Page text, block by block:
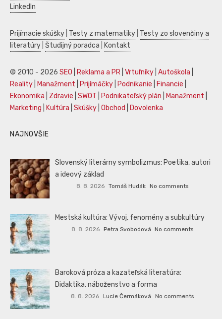
LinkedIn
Prijímacie skúšky Testy z matematiky Testy zo slovenčiny a
literatúry Študijný poradca Kontakt
© 2010 - 2026 SEO Reklama a PR Vrtuľníky Autoškola
Reality
Manažment Prijímáčky Podnikanie Financie
Ekonomika
Zdravie SWOT Podnikateľský plán Manažment
Marketing
Kultúra Skúšky Obchod Dovolenka
NAJNOVŠIE
Slovenský literárny symbolizmus: Poetika, autori
a ideový základ
8. 8. 2026 Tomáš Hudák No comments
Mestská kultúra: Vývoj, fenomény a subkultúry
8. 8. 2026 Petra Svobodová No comments
Baroková próza a kazateľská literatúra:
Didaktika, náboženstvo a forma
8. 8. 2026 Lucie Čermáková No comments